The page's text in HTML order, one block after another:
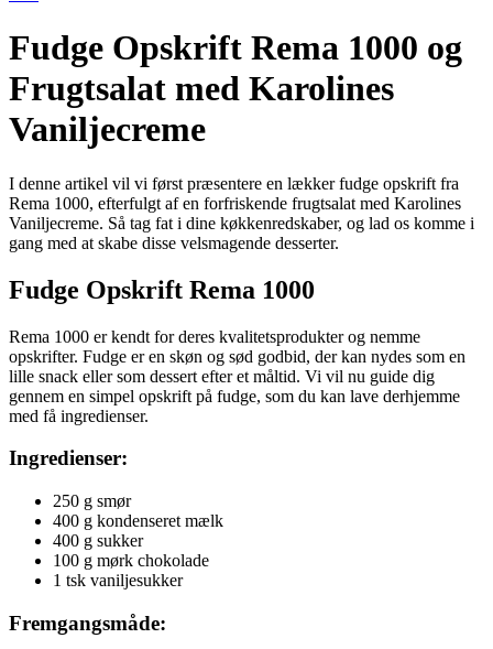
Fudge Opskrift Rema 1000 og
Frugtsalat med Karolines
Vaniljecreme
I denne artikel vil vi først præsentere en lækker fudge opskrift fra
Rema 1000, efterfulgt af en forfriskende frugtsalat med Karolines
Vaniljecreme. Så tag fat i dine køkkenredskaber, og lad os komme i
gang med at skabe disse velsmagende desserter.
Fudge Opskrift Rema 1000
Rema 1000 er kendt for deres kvalitetsprodukter og nemme
opskrifter. Fudge er en skøn og sød godbid, der kan nydes som en
lille snack eller som dessert efter et måltid. Vi vil nu guide dig
gennem en simpel opskrift på fudge, som du kan lave derhjemme
med få ingredienser.
Ingredienser:
250 g smør
400 g kondenseret mælk
400 g sukker
100 g mørk chokolade
1 tsk vaniljesukker
Fremgangsmåde: